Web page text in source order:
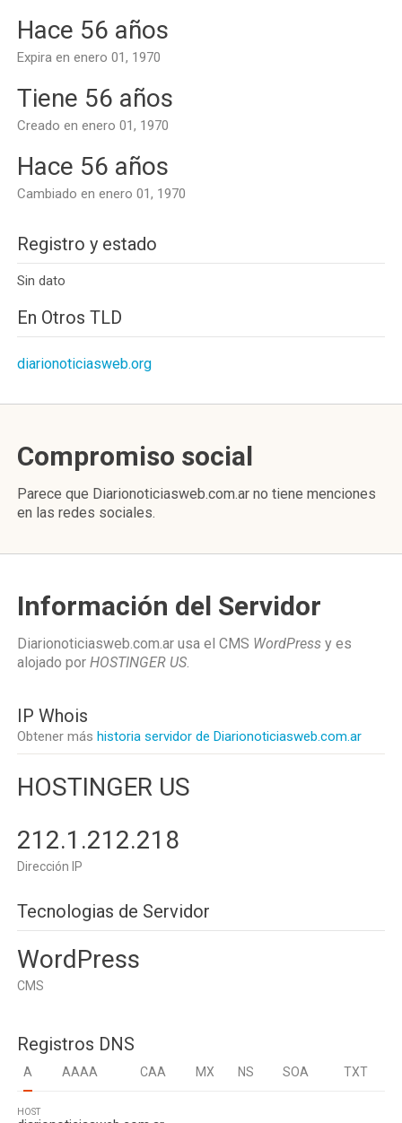
Hace 56 años
Expira en enero 01, 1970
Tiene 56 años
Creado en enero 01, 1970
Hace 56 años
Cambiado en enero 01, 1970
Registro y estado
Sin dato
En Otros TLD
diarionoticiasweb.org
Compromiso social
Parece que Diarionoticiasweb.com.ar no tiene menciones
en las redes sociales.
Información del Servidor
Diarionoticiasweb.com.ar usa el CMS WordPress y es
alojado por HOSTINGER US.
IP Whois
Obtener más historia servidor de Diarionoticiasweb.com.ar
HOSTINGER US
212.1.212.218
Dirección IP
Tecnologias de Servidor
WordPress
CMS
Registros DNS
A AAAA CAA MX NS SOA TXT
HOST